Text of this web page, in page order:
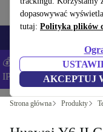
dopasowywać
tutaj: Polityka plików
AKCEPTUJ
💰Zaoszczędź
IPHONEDEAL –
Strona główna Produkty